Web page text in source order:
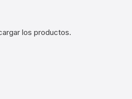
los productos.